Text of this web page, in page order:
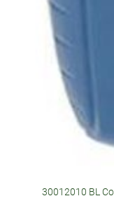
30012010 BL